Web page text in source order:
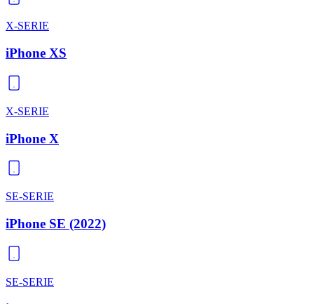
X-SERIE
iPhone XS
X-SERIE
iPhone X
SE-SERIE
iPhone SE (2022)
SE-SERIE